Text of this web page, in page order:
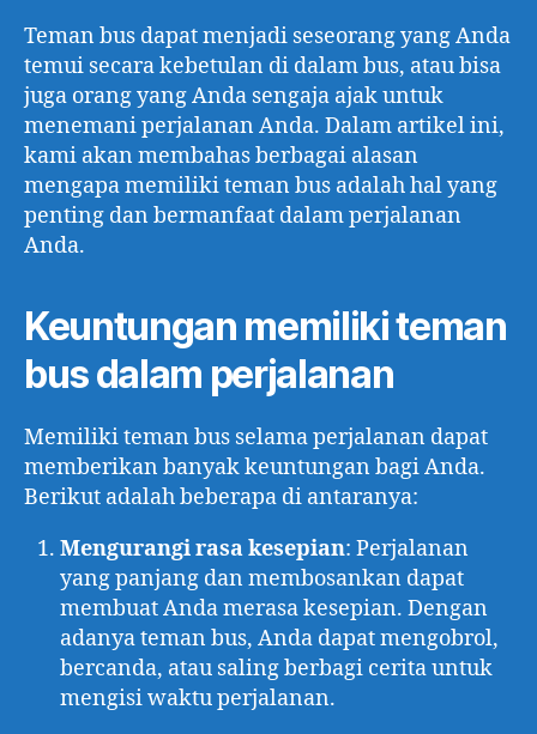
Teman bus dapat menjadi seseorang yang Anda
temui secara kebetulan di dalam bus, atau bisa
juga orang yang Anda sengaja ajak untuk
menemani perjalanan Anda. Dalam artikel ini,
kami akan membahas berbagai alasan
mengapa memiliki teman bus adalah hal yang
penting dan bermanfaat dalam perjalanan
Anda.
Keuntungan memiliki teman
bus dalam perjalanan
Memiliki teman bus selama perjalanan dapat
memberikan banyak keuntungan bagi Anda.
Berikut adalah beberapa di antaranya:
Mengurangi rasa kesepian: Perjalanan
yang panjang dan membosankan dapat
membuat Anda merasa kesepian. Dengan
adanya teman bus, Anda dapat mengobrol,
bercanda, atau saling berbagi cerita untuk
mengisi waktu perjalanan.